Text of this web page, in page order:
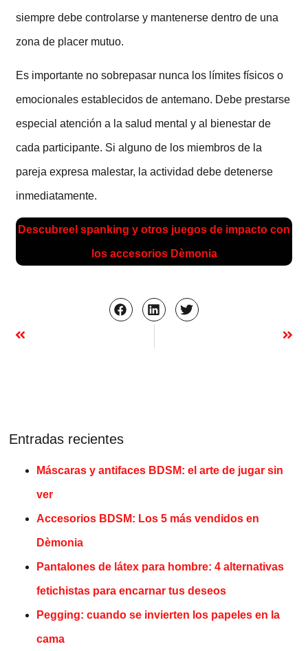
siempre debe controlarse y mantenerse dentro de una
zona de placer mutuo.
Es importante no sobrepasar nunca los límites físicos o
emocionales establecidos de antemano. Debe prestarse
especial atención a la salud mental y al bienestar de
cada participante. Si alguno de los miembros de la
pareja expresa malestar, la actividad debe detenerse
inmediatamente.
Descubreel spanking y otros juegos de impacto con
los accesorios Dèmonia
Entradas recientes
Máscaras y antifaces BDSM: el arte de jugar sin
ver
Accesorios BDSM: Los 5 más vendidos en
Dèmonia
Pantalones de látex para hombre: 4 alternativas
fetichistas para encarnar tus deseos
Pegging: cuando se invierten los papeles en la
cama